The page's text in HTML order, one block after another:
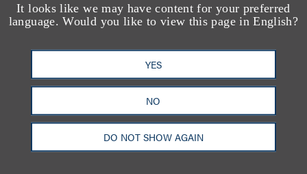
It looks like we may have content for your preferred
language. Would you like to view this page in English?
YES
NO
DO NOT SHOW AGAIN
Michelle La Mar
Chair, Employment & Labor
+1.310.282.2133